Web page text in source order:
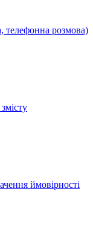
телефонна розмова)
ймовірності